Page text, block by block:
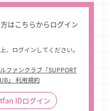
はこちらからログイン
、ログインしてください。
ファンクラブ「SUPPORT
」 利用規約
IDログイン